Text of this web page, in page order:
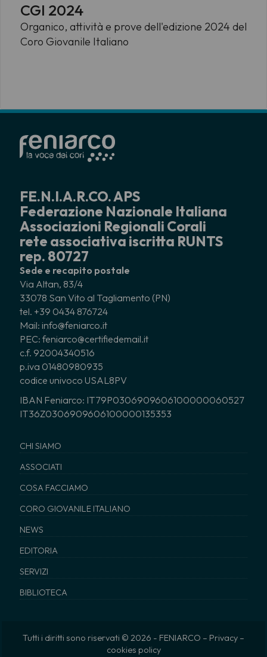
CGI 2024
Organico, attività e prove dell'edizione 2024 del
Coro Giovanile Italiano
FE.N.I.A.R.CO. APS
Federazione Nazionale Italiana
Associazioni Regionali Corali
rete associativa iscritta RUNTS
rep. 80727
Sede e recapito postale
Via Altan, 83/4
33078 San Vito al Tagliamento (PN)
tel. +39 0434 876724
Mail: info@feniarco.it
PEC: feniarco@certifiedemail.it
c.f. 92004340516
p.iva 01480980935
codice univoco USAL8PV
IBAN Feniarco: IT79P0306909606100000060527
IT36Z0306909606100000135353
CHI SIAMO
ASSOCIATI
COSA FACCIAMO
CORO GIOVANILE ITALIANO
NEWS
EDITORIA
SERVIZI
BIBLIOTECA
Tutti i diritti sono riservati © 2026 - FENIARCO – Privacy –
cookies policy